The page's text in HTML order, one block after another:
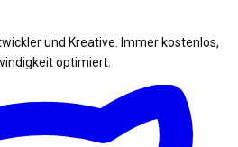
und Kreative. Immer kostenlos,
optimiert.